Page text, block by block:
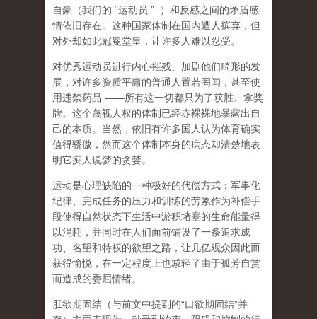
自豪（我们的 “运动员 ”
）和反感之间的矛盾感
情依旧存在。这种国家体制在国内遭人摈弃，但
对外却如此冠冕堂皇，让许多人难以忍受。
对优秀运动员进行内心摧残、加剧他们畸形的发
展，对许多资质平庸的普通人置若罔闻，甚至使
用违禁药品 ——所有这一切都只为了获胜、拿奖
牌。这个蔑视人权的体制已经赤裸裸地暴露出自
己的本质。当然，依旧有许多国人认为体育确实
值得骄傲，然而这个体制本身的病态却清楚地表
明它痴人说梦的贪婪。
运动是心理缺陷的一种极好的代偿方式 ：军事化
纪律、完成任务的压力和训练的劳累作为补偿手
段使得自然状态下生活中淤积堵塞的生命能量得
以消耗，并同时在人们面前铺设了一条追求成
功、名望和特权的欲望之路，让几亿观众因此而
获得愉悦，在一定程度上也减轻了由于孤芳自赏
而造成的委屈情绪。
肛欲期固结 （与前文中提到的“口欲期固结”并